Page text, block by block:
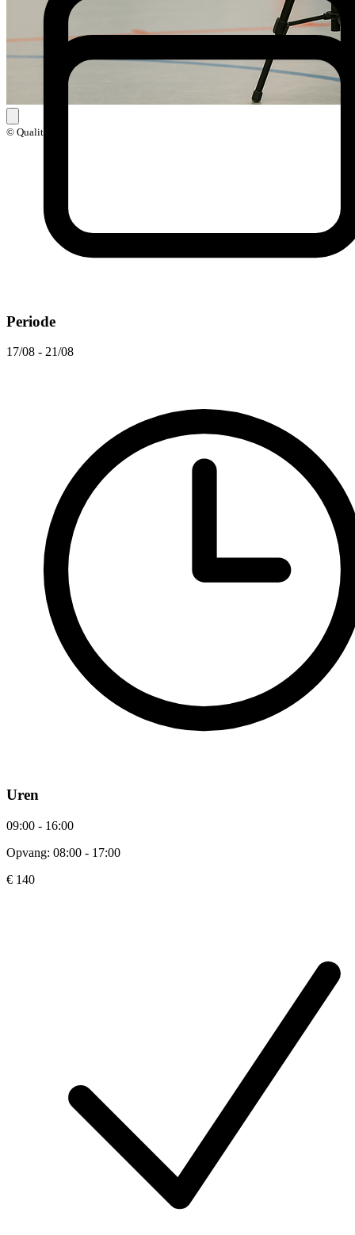
© Qualitri
Periode
17/08 - 21/08
Uren
09:00 - 16:00
Opvang: 08:00 - 17:00
€ 140